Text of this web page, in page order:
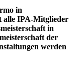
in
alle IPA-Mitglieder
in
der
werden